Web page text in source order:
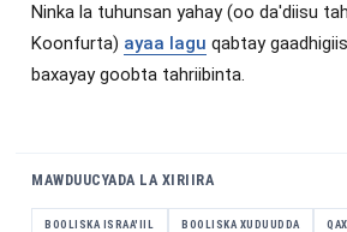
Ninka la tuhunsan yahay (oo da'diisu
Koonfurta) ayaa lagu qabtay
baxayay goobta tahriibinta.
MAWDUUCYADA LA XIRIIRA
BOOLISKA ISRAA'IIL BOOLISKA XUDUUDDA